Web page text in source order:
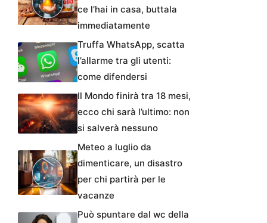
ce l’hai in casa, buttala
immediatamente
Truffa WhatsApp, scatta
l’allarme tra gli utenti:
come difendersi
Il Mondo finirà tra 18 mesi,
ecco chi sarà l’ultimo: non
si salverà nessuno
Meteo a luglio da
dimenticare, un disastro
per chi partirà per le
vacanze
Può spuntare dal wc della